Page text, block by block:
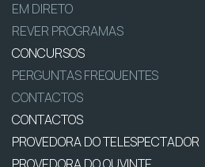
EM DIRETO
REVER PROGRAMAS
CONCURSOS
PERGUNTAS FREQUENTES
CONTACTOS
CONTACTOS
PROVEDORA DO TELESPECTADOR